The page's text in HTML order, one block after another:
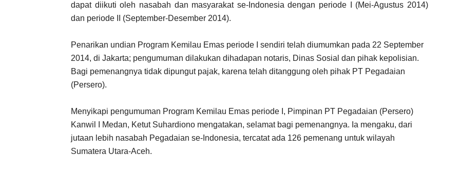
dapat diikuti oleh nasabah dan masyarakat se-Indonesia dengan periode I (Mei-Agustus 2014)
dan periode II (September-Desember 2014).
Penarikan undian Program Kemilau Emas periode I sendiri telah diumumkan pada 22 September
2014, di Jakarta; pengumuman dilakukan dihadapan notaris, Dinas Sosial dan pihak kepolisian.
Bagi pemenangnya tidak dipungut pajak, karena telah ditanggung oleh pihak PT Pegadaian
(Persero).
Menyikapi pengumuman Program Kemilau Emas periode I, Pimpinan PT Pegadaian (Persero)
Kanwil I Medan, Ketut Suhardiono mengatakan, selamat bagi pemenangnya. Ia mengaku, dari
jutaan lebih nasabah Pegadaian se-Indonesia, tercatat ada 126 pemenang untuk wilayah
Sumatera Utara-Aceh.